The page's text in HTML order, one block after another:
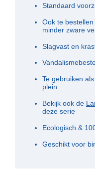
Standaard
Ook te
minder zware
Slagvast en
Te gebruiken
plein
Bekijk ook de
deze serie
Ecologisch &
Geschikt voor